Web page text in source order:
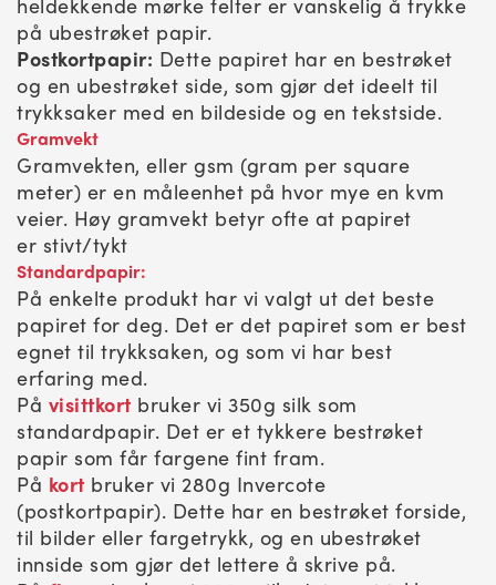
på ubestrøket papir.
Postkortpapir: Dette papiret har en bestrøket
og en ubestrøket side, som gjør det ideelt til
trykksaker med en bildeside og en tekstside.
Gramvekt
Gramvekten, eller gsm (gram per square
meter) er en måleenhet på hvor mye en kvm
veier. Høy gramvekt betyr ofte at papiret
er stivt/tykt
Standardpapir:
På enkelte produkt har vi valgt ut det beste
papiret for deg. Det er det papiret som er best
egnet til trykksaken, og som vi har best
erfaring med.
På visittkortbruker vi 350g silk som
standardpapir. Det er et tykkere bestrøket
papir som får fargene fint fram.
På kortbruker vi 280g Invercote
(postkortpapir). Dette har en bestrøket forside,
til bilder eller fargetrykk, og en ubestrøket
innside som gjør det lettere å skrive på.